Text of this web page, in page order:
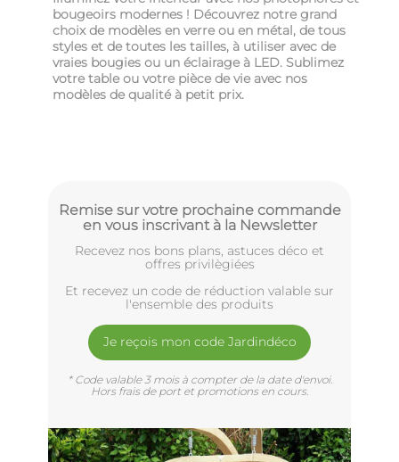
bougeoirs modernes ! Découvrez notre grand
choix de modèles en verre ou en métal, de tous
styles et de toutes les tailles, à utiliser avec de
vraies bougies ou un éclairage à LED. Sublimez
votre table ou votre pièce de vie avec nos
modèles de qualité à petit prix.
Remise sur votre prochaine commande
en vous inscrivant à la Newsletter
Recevez nos bons plans, astuces déco et
offres privilègiées
Et recevez un code de réduction valable sur
l'ensemble des produits
Je reçois mon code Jardindéco
* Code valable 3 mois à compter de la date d'envoi.
Hors frais de port et promotions en cours.